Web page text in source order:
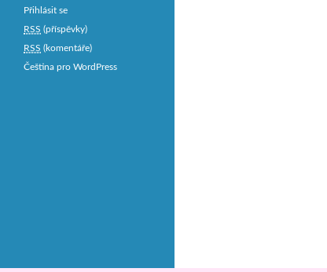
Přihlásit se
RSS (příspěvky)
RSS (komentáře)
Čeština pro WordPress